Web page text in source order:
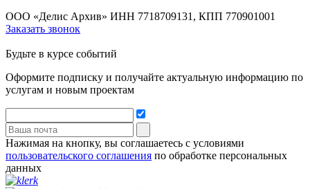
ООО «Делис Архив» ИНН 7718709131, КПП 770901001
Заказать звонок
Будьте в курсе событий
Оформите подписку и получайте актуальную информацию по
услугам и новым проектам
Нажимая на кнопку, вы соглашаетесь с условиями
пользовательского соглашения по обработке персональных
данных